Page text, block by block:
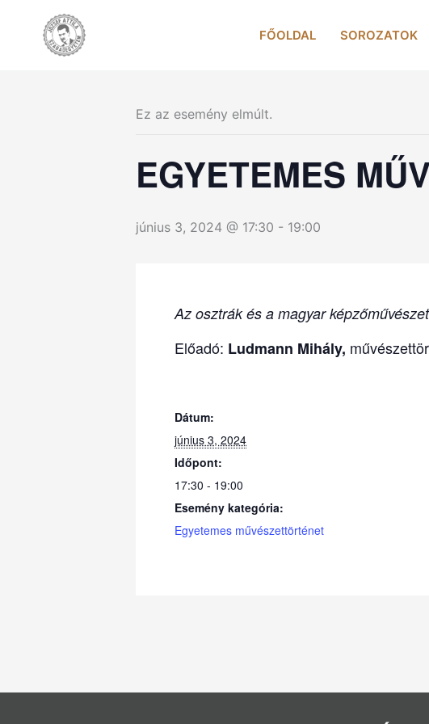
FŐOLDAL SOROZATOK
Ez az esemény elmúlt.
EGYETEMES
június 3, 2024 @ 17:30 - 19:00
Az osztrák és a magyar
Előadó: Ludmann Mihály,
Dátum:
június 3, 2024
Időpont:
17:30 - 19:00
Esemény kategória:
Egyetemes művészettörténet